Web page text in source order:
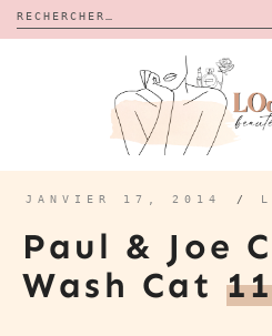
Rechercher :
CALENDRIERS DE L’AVENT
BON PLAN
À PROPOS
CONTACT
JANVIER 17, 2014 /
Paul & Joe
Wash Cat 11